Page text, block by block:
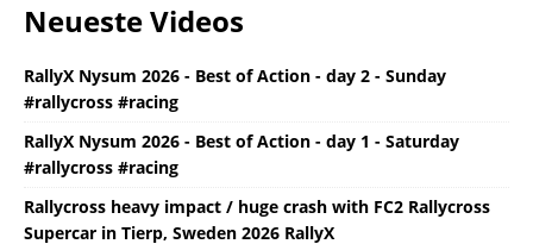
Neueste Videos
RallyX Nysum 2026 - Best of Action - day 2 - Sunday
#rallycross #racing
RallyX Nysum 2026 - Best of Action - day 1 - Saturday
#rallycross #racing
Rallycross heavy impact / huge crash with FC2 Rallycross
Supercar in Tierp, Sweden 2026 RallyX